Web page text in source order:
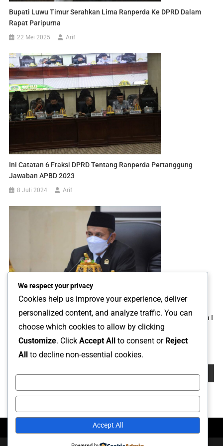
Bupati Luwu Timur Serahkan Lima Ranperda Ke DPRD Dalam
Rapat Paripurna
22 Mei 2025 Arif
Ini Catatan 6 Fraksi DPRD Tentang Ranperda Pertanggung
Jawaban APBD 2023
8 Juli 2024 Arif
Perusahaan Pertambangan Mendominasi Di Lutim, Wakil Ketua I
DPRD Luwu Timur Ingatkan Ancaman Terhadap Lingkungan
6 Maret 2024 Arif
Cari
We respect your privacy
Cookies help us improve your experience, deliver
personalized content, and analyze traffic. You can
choose which cookies to allow by clicking
Customize. Click Accept All to consent or Reject
All to decline non-essential cookies.
Accept All